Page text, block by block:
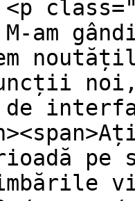
<p
M-am